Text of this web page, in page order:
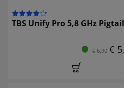
TBS Unify Pro 5,8 GHz Pigtail
€ 6,90 €